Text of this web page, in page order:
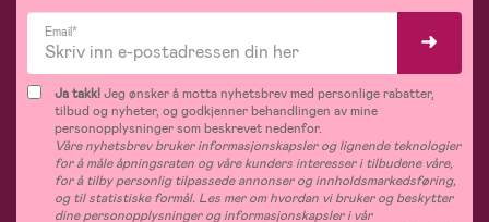
Email*
Ja takk!Jeg ønsker å motta nyhetsbrev med personlige rabatter,
tilbud og nyheter, og godkjenner behandlingen av mine
personopplysninger som beskrevet nedenfor.
Våre nyhetsbrev bruker informasjonskapsler og lignende teknologier
for å måle åpningsraten og våre kunders interesser i tilbudene våre,
for å tilby personlig tilpassede annonser og innholdsmarkedsføring,
og til statistiske formål. Les mer om hvordan vi bruker og beskytter
dine personopplysninger og informasjonskapsler i vår